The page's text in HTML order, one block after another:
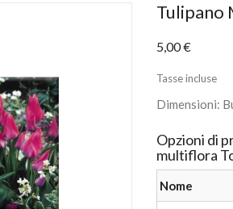
Tulipano
5,00 €
Tasse incluse
Dimensioni:
Opzioni di
multiflora
Nome